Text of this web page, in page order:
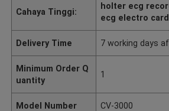
Cahaya Tinggi:
holter ecg
ecg electro
Delivery Time 7 working days
Minimum Order Q
uantity
1
Model Number CV-3000